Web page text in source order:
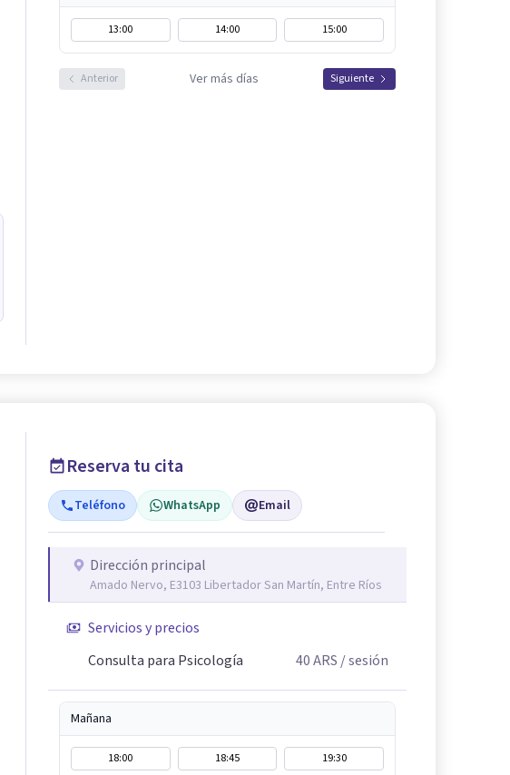
13:00 14:00 15:00
Anterior Ver más días Siguiente
Reserva tu cita
Teléfono WhatsApp Email
Dirección principal
Amado Nervo, E3103 Libertador San Martín, Entre Ríos
Servicios y precios
Consulta para Psicología
40ARS / sesión
Mañana
18:00 18:45 19:30